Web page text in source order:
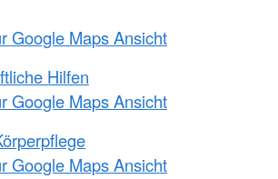
Google Maps Ansicht
Hilfen
Google Maps Ansicht
Google Maps Ansicht